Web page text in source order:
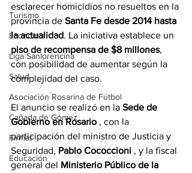
Turismo
Economía
Liga Sanlorencina
Salud
Asociación Rosarina de Fútbol
Cañada de Gómez
Firmat
Educación
esclarecer homicidios no resueltos en la
provincia de Santa Fe desde 2014 hasta
la actualidad. La iniciativa establece un
piso de recompensa de $8 millones,
con posibilidad de aumentar según la
complejidad del caso.
El anuncio se realizó en la Sede de
Gobierno en Rosario , con la
participación del ministro de Justicia y
Seguridad, Pablo Cococcioni , y la fiscal
general del Ministerio Público de la